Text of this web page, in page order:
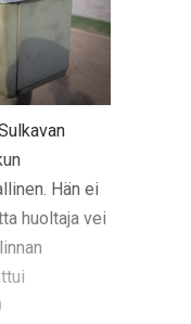
Hän ei
huoltaja vei